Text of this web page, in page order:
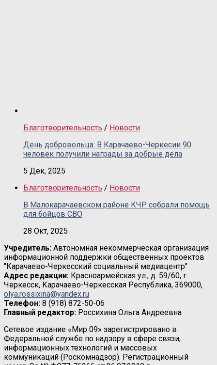
Благотворительность / Новости
День добровольца: В Карачаево-Черкесии 90
человек получили награды за добрые дела
5 Дек, 2025
Благотворительность / Новости
В Малокарачаевском районе КЧР собрали помощь
для бойцов СВО
28 Окт, 2025
Учредитель: Автономная некоммерческая организация
информационной поддержки общественных проектов
"Карачаево-Черкесский социальный медиацентр"
Адрес редакции: Красноармейская ул., д. 59/60, г.
Черкесск, Карачаево-Черкесская Республика, 369000,
olya.rossixina@yandex.ru
Телефон: 8 (918) 872-50-06
Главный редактор: Россихина Ольга Андреевна
Сетевое издание «Мир 09» зарегистрировано в
Федеральной службе по надзору в сфере связи,
информационных технологий и массовых
коммуникаций (Роскомнадзор). Регистрационный